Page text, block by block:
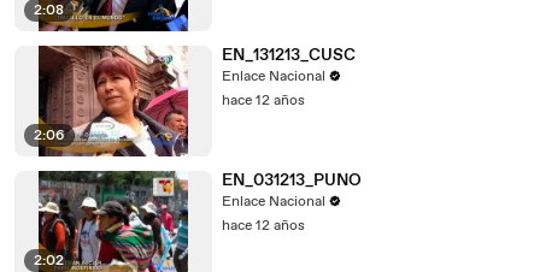
2:08
2:06
EN_131213_CUSC
Enlace Nacional
hace 12 años
2:02
EN_031213_PUNO
Enlace Nacional
hace 12 años